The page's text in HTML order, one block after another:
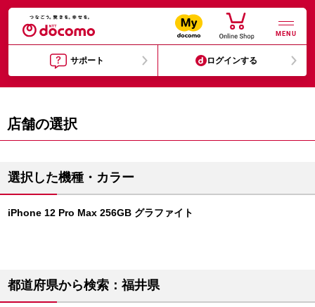
MENU
サポート ログインする
店舗の選択
選択した機種・カラー
iPhone 12 Pro Max 256GB グラファイト
都道府県から検索：福井県